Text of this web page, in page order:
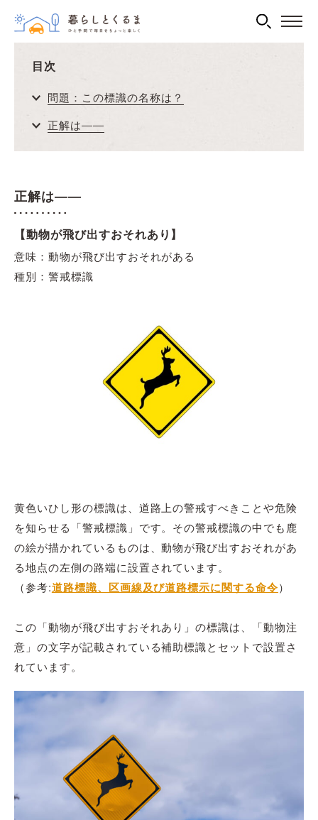
目次
問題：この標識の名称は？
正解は――
正解は――
【動物が飛び出すおそれあり】
意味：動物が飛び出すおそれがある
種別：警戒標識
黄色いひし形の標識は、道路上の警戒すべきことや危険
を知らせる「警戒標識」です。その警戒標識の中でも鹿
の絵が描かれているものは、動物が飛び出すおそれがあ
る地点の左側の路端に設置されています。
（参考:道路標識、区画線及び道路標示に関する命令）
この「動物が飛び出すおそれあり」の標識は、「動物注
意」の文字が記載されている補助標識とセットで設置さ
れています。